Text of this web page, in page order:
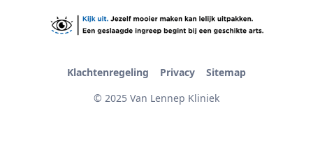
© 2025 Van Lennep Kliniek
Klachtenregeling Privacy Sitemap